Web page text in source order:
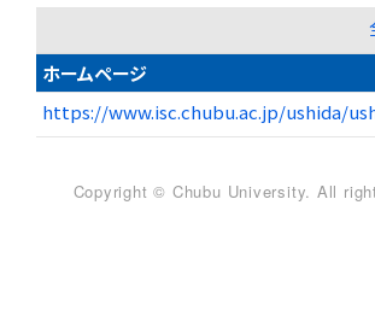
ホームページ
https://www.isc.chubu.ac.jp/ushida/
Copyright © Chubu University. All